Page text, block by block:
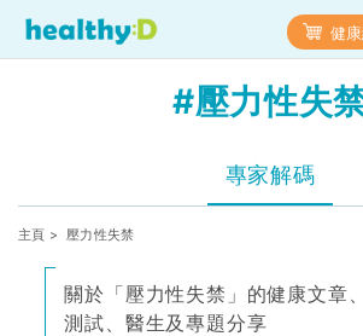
健
#壓力性失
專家解碼
主頁 > 壓力性失禁
關於「壓力性失禁」的健康文章
測試、醫生及專題分享